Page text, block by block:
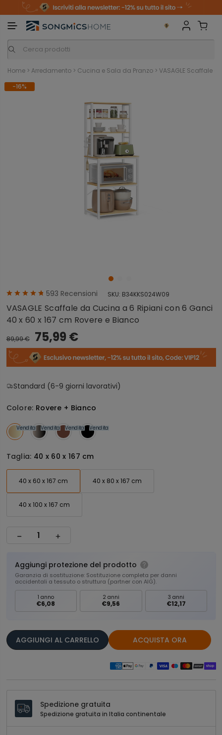
Home > Arredamento > Cucina e Sala da Pranzo > VASAGLE Scaffale
-16%
593 Recensioni SKU: B34KKS024W09
VASAGLE Scaffale da Cucina a 6 Ripiani con 6 Ganci
40 x 60 x 167 cm Rovere e Bianco
89,99 € 75,99 €
Standard (6-9 giorni lavorativi)
Colore: Rovere + Bianco
Vendita Vendita Vendita Vendita
Taglia: 40 x 60 x 167 cm
40 x 60 x 167 cm 40 x 80 x 167 cm
40 x 100 x 167 cm
Aggiungi protezione del prodotto
Garanzia di sostituzione: Sostituzione completa per danni
accidentali a tessuto o struttura (partner con AIG).
1 anno
€6,08
2 anni
€9,56
3 anni
€12,17
AGGIUNGI AL CARRELLO ACQUISTA ORA
Spedizione gratuita
Spedizione gratuita in Italia continentale
li n
i